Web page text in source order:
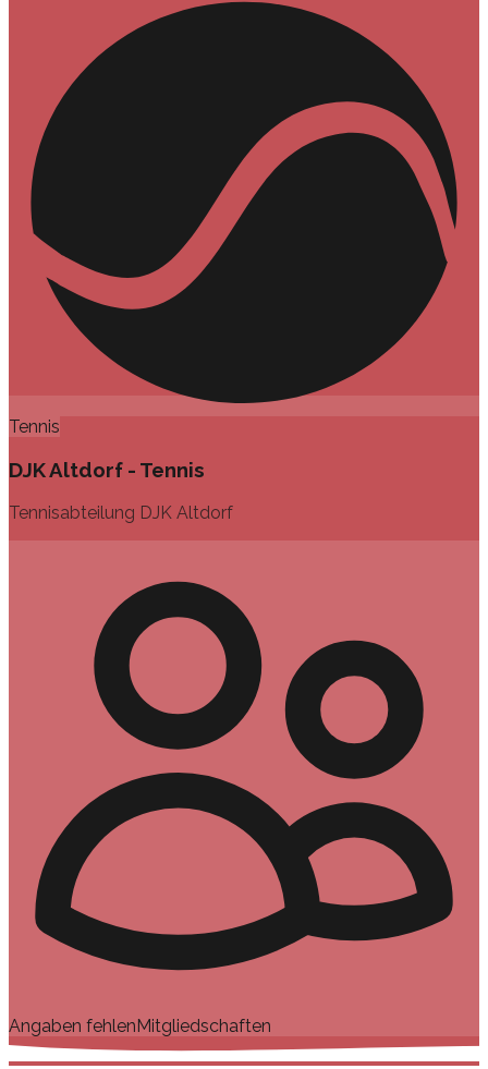
Tennis
DJK Altdorf - Tennis
Tennisabteilung DJK Altdorf
Angaben fehlenMitgliedschaften